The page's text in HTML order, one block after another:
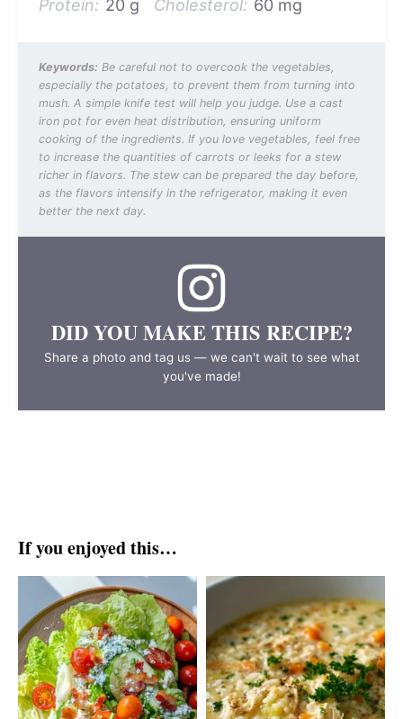
Protein: 20 g Cholesterol: 60 mg
Keywords: Be careful not to overcook the vegetables,
especially the potatoes, to prevent them from turning into
mush. A simple knife test will help you judge. Use a cast
iron pot for even heat distribution, ensuring uniform
cooking of the ingredients. If you love vegetables, feel free
to increase the quantities of carrots or leeks for a stew
richer in flavors. The stew can be prepared the day before,
as the flavors intensify in the refrigerator, making it even
better the next day.
DID YOU MAKE THIS RECIPE?
Share a photo and tag us — we can't wait to see what
you've made!
If you enjoyed this…